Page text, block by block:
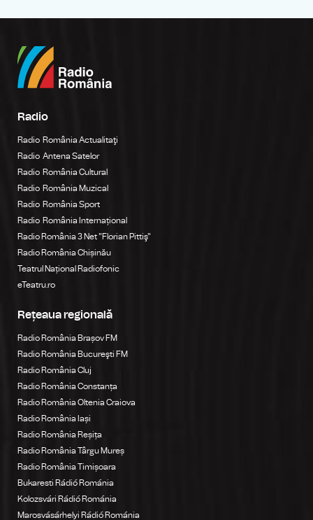
Radio
Radio România Actualitaţi
Radio Antena Satelor
Radio România Cultural
Radio România Muzical
Radio România Sport
Radio România Internațional
Radio România 3 Net "Florian Pittiş"
Radio România Chișinău
Teatrul Național Radiofonic
eTeatru.ro
Rețeaua regională
Radio România Brașov FM
Radio România Bucureşti FM
Radio România Cluj
Radio România Constanța
Radio România Oltenia Craiova
Radio România Iași
Radio România Reșița
Radio România Târgu Mureș
Radio România Timișoara
Bukaresti Rádió Románia
Kolozsvári Rádió Románia
Marosvásárhelyi Rádió Románia